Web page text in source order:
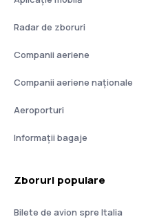
Radar de zboruri
Companii aeriene
Companii aeriene naţionale
Aeroporturi
Informații bagaje
Zboruri populare
Bilete de avion spre Italia